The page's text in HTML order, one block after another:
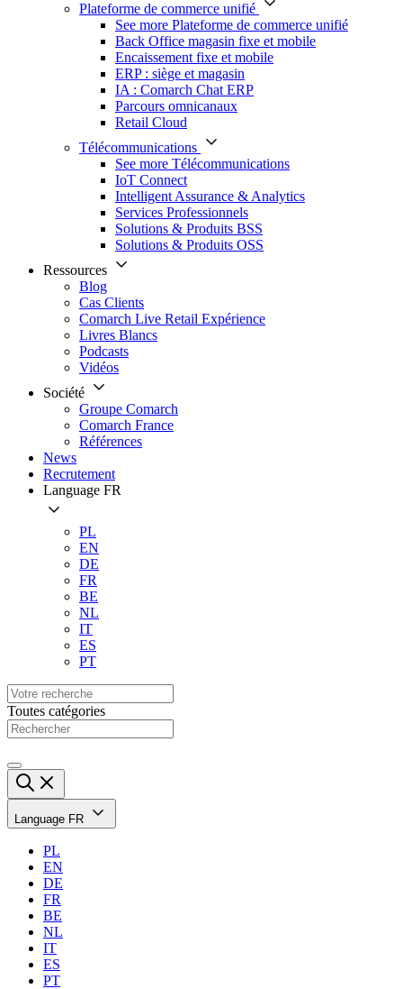
Plateforme de commerce unifié
See more Plateforme de commerce unifié
Back Office magasin fixe et mobile
Encaissement fixe et mobile
ERP : siège et magasin
IA : Comarch Chat ERP
Parcours omnicanaux
Retail Cloud
Télécommunications
See more Télécommunications
IoT Connect
Intelligent Assurance & Analytics
Services Professionnels
Solutions & Produits BSS
Solutions & Produits OSS
Ressources
Blog
Cas Clients
Comarch Live Retail Expérience
Livres Blancs
Podcasts
Vidéos
Société
Groupe Comarch
Comarch France
Références
News
Recrutement
Language FR
PL
EN
DE
FR
BE
NL
IT
ES
PT
Toutes catégories
Language FR
PL
EN
DE
FR
BE
NL
IT
ES
PT